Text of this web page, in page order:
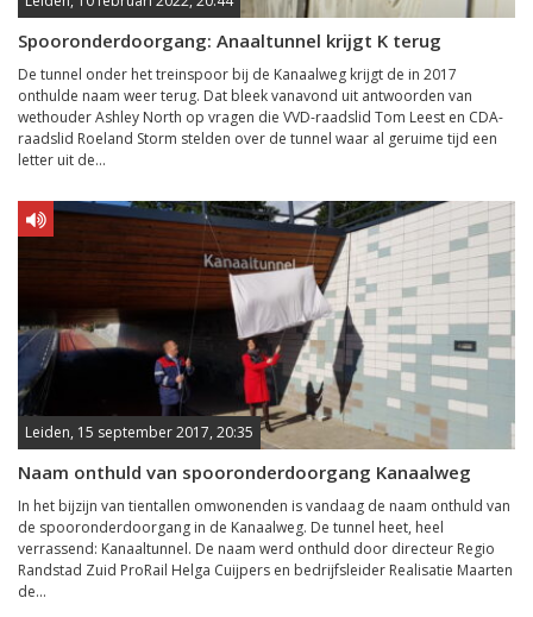
Spooronderdoorgang: Anaaltunnel krijgt K terug
De tunnel onder het treinspoor bij de Kanaalweg krijgt de in 2017
onthulde naam weer terug. Dat bleek vanavond uit antwoorden van
wethouder Ashley North op vragen die VVD-raadslid Tom Leest en CDA-
raadslid Roeland Storm stelden over de tunnel waar al geruime tijd een
letter uit de...
Leiden, 15 september 2017, 20:35
Naam onthuld van spooronderdoorgang Kanaalweg
In het bijzijn van tientallen omwonenden is vandaag de naam onthuld van
de spooronderdoorgang in de Kanaalweg. De tunnel heet, heel
verrassend: Kanaaltunnel. De naam werd onthuld door directeur Regio
Randstad Zuid ProRail Helga Cuijpers en bedrijfsleider Realisatie Maarten
de...